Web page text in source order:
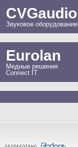
CVGaudio
Звуковое оборудование
Eurolan
Медные решения
Connect IT